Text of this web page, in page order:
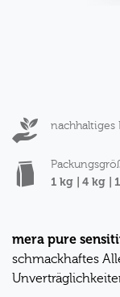
nachhaltiges
1 kg | 4 kg |
mera pure
schmackhaftes